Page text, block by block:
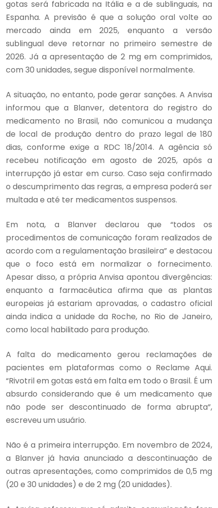
gotas será fabricada na Itália e a de sublinguais, na
Espanha. A previsão é que a solução oral volte ao
mercado ainda em 2025, enquanto a versão
sublingual deve retornar no primeiro semestre de
2026. Já a apresentação de 2 mg em comprimidos,
com 30 unidades, segue disponível normalmente.
A situação, no entanto, pode gerar sanções. A Anvisa
informou que a Blanver, detentora do registro do
medicamento no Brasil, não comunicou a mudança
de local de produção dentro do prazo legal de 180
dias, conforme exige a RDC 18/2014. A agência só
recebeu notificação em agosto de 2025, após a
interrupção já estar em curso. Caso seja confirmado
o descumprimento das regras, a empresa poderá ser
multada e até ter medicamentos suspensos.
Em nota, a Blanver declarou que “todos os
procedimentos de comunicação foram realizados de
acordo com a regulamentação brasileira” e destacou
que o foco está em normalizar o fornecimento.
Apesar disso, a própria Anvisa apontou divergências:
enquanto a farmacêutica afirma que as plantas
europeias já estariam aprovadas, o cadastro oficial
ainda indica a unidade da Roche, no Rio de Janeiro,
como local habilitado para produção.
A falta do medicamento gerou reclamações de
pacientes em plataformas como o Reclame Aqui.
“Rivotril em gotas está em falta em todo o Brasil. É um
absurdo considerando que é um medicamento que
não pode ser descontinuado de forma abrupta”,
escreveu um usuário.
Não é a primeira interrupção. Em novembro de 2024,
a Blanver já havia anunciado a descontinuação de
outras apresentações, como comprimidos de 0,5 mg
(20 e 30 unidades) e de 2 mg (20 unidades).